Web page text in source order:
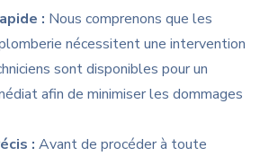
: Nous comprenons que les
nécessitent une intervention
sont disponibles pour un
afin de minimiser les dommages
: Avant de procéder à toute